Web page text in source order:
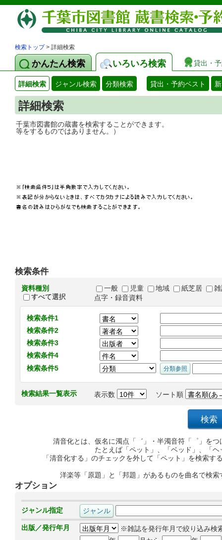
検索トップ> 詳細検索
かんたん検索 いろいろ検索 貸出・
詳細検索 ジャンル検索 分類検索 貸出・予約ベスト
詳細検索
千葉市図書館の蔵書を検索することがで
等をするものではありません。）
検索条件
資料種別
すべて選択
一般 児童 地域 紙芝居
点字・録音資料
検索条件1
検索条件2
検索条件3
検索条件4
検索条件5
検索結果一覧表示 表示数 ソート順
清音化とは、仮名に濁点「゛」・半濁音符「゜」を
たとえば「ペット」、「ベッド」、「
「清音化する」のチェックを外して「ペット」を検索
洋楽等「原題」と「邦題」があるものを曲名で検
オプション
ジャンル指定
出版／発行年月
※雑誌を発行年月で絞り込み検